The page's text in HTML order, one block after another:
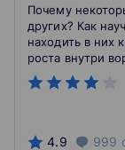
Почему
других? Как
находить в них
роста внутри
на каком
4.9 999